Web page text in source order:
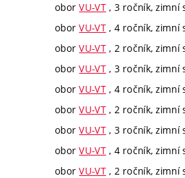
oborVU-VT, 3 ročník, zimní
oborVU-VT, 4 ročník, zimní
oborVU-VT, 2 ročník, zimní
oborVU-VT, 3 ročník, zimní
oborVU-VT, 4 ročník, zimní
oborVU-VT, 2 ročník, zimní
oborVU-VT, 3 ročník, zimní
oborVU-VT, 4 ročník, zimní
oborVU-VT, 2 ročník, zimní